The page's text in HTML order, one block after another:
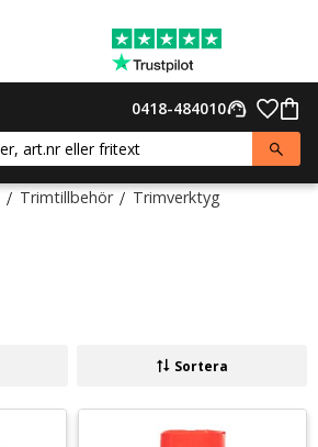
support_agent
0418-484010
Trimtillbehör
Trimverktyg
Sortera